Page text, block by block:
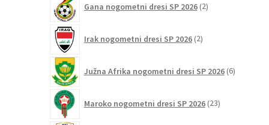
Gana nogometni dresi SP 2026 2izdelka
Irak nogometni dresi SP 2026 2izdelka
Južna Afrika nogometni dresi SP 2026 6izdelkov
Maroko nogometni dresi SP 2026 23izdelkov